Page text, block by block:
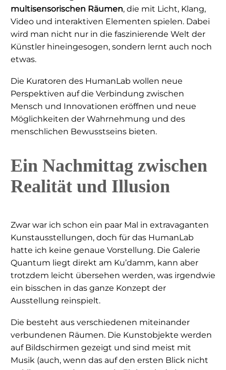
multisensorischen Räumen, die mit Licht, Klang,
Video und interaktiven Elementen spielen. Dabei
wird man nicht nur in die faszinierende Welt der
Künstler hineingesogen, sondern lernt auch noch
etwas.
Die Kuratoren des HumanLab wollen neue
Perspektiven auf die Verbindung zwischen
Mensch und Innovationen eröffnen und neue
Möglichkeiten der Wahrnehmung und des
menschlichen Bewusstseins bieten.
Ein Nachmittag zwischen
Realität und Illusion
Zwar war ich schon ein paar Mal in extravaganten
Kunstausstellungen, doch für das HumanLab
hatte ich keine genaue Vorstellung. Die Galerie
Quantum liegt direkt am Ku’damm, kann aber
trotzdem leicht übersehen werden, was irgendwie
ein bisschen in das ganze Konzept der
Ausstellung reinspielt.
Die besteht aus verschiedenen miteinander
verbundenen Räumen. Die Kunstobjekte werden
auf Bildschirmen gezeigt und sind meist mit
Musik (auch, wenn das auf den ersten Blick nicht